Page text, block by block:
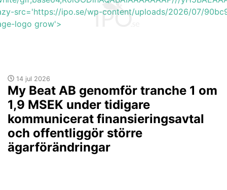
src='https://ipo.se/wp-content/uploads/2026/07/
logo grow'>
14 jul 2026
My Beat AB genomför tranche 1 om
1,9 MSEK under tidigare
kommunicerat finansieringsavtal
och offentliggör större
ägarförändringar